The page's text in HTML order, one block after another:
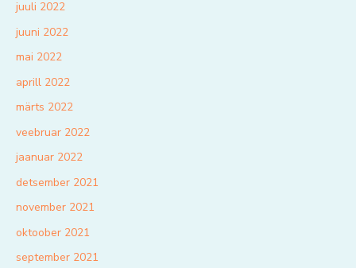
juuli 2022
juuni 2022
mai 2022
aprill 2022
märts 2022
veebruar 2022
jaanuar 2022
detsember 2021
november 2021
oktoober 2021
september 2021